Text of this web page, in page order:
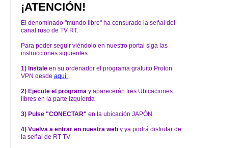
¡ATENCIÓN!
El denominado "mundo libre" ha censurado la señal del
canal ruso de TV RT.
Para poder seguir viéndolo en nuestro portal siga las
instrucciones siguientes:
1) Instale en su ordenador el programa gratuito Proton
VPN desde aquí:
2) Ejecute el programa y aparecerán tres Ubicaciones
libres en la parte izquierda
3) Pulse "CONECTAR" en la ubicación JAPÓN
4) Vuelva a entrar en nuestra web y ya podrá disfrutar de
la señal de RT TV